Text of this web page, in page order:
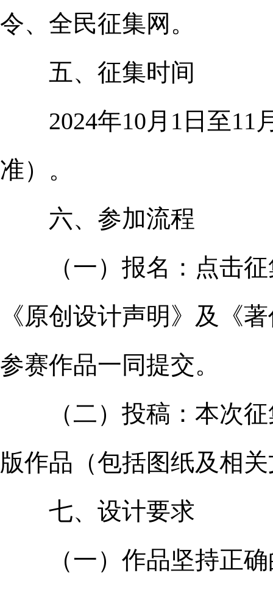
令、全民征集网。
五、征集时间
2024年10月1日至11
准）。
六、参加流程
（一）报名：点击征
《原创设计声明》及《
参赛作品一同提交。
（二）投稿：本次征
版作品（包括图纸及相
七、设计要求
（一）作品坚持正确